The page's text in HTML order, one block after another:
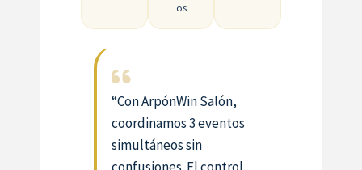
os
“Con ArpónWin Salón,
coordinamos 3 eventos
simultáneos sin